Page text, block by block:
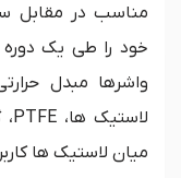
مناسب در مقابل
خود را طی یک
واشرها مبدل
لاستیک ها، PTFE
میان لاستیک ها